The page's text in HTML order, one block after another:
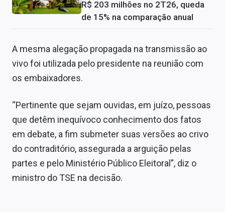
R$ 203 milhões no 2T26, queda
de 15% na comparação anual
A mesma alegação propagada na transmissão ao
vivo foi utilizada pelo presidente na reunião com
os embaixadores.
“Pertinente que sejam ouvidas, em juízo, pessoas
que detêm inequívoco conhecimento dos fatos
em debate, a fim submeter suas versões ao crivo
do contraditório, assegurada a arguição pelas
partes e pelo Ministério Público Eleitoral”, diz o
ministro do TSE na decisão.